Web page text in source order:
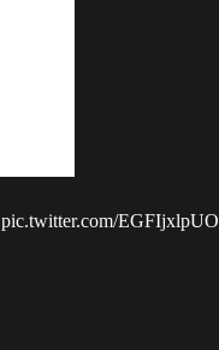
pic.twitter.com/EGFIjxlpUO